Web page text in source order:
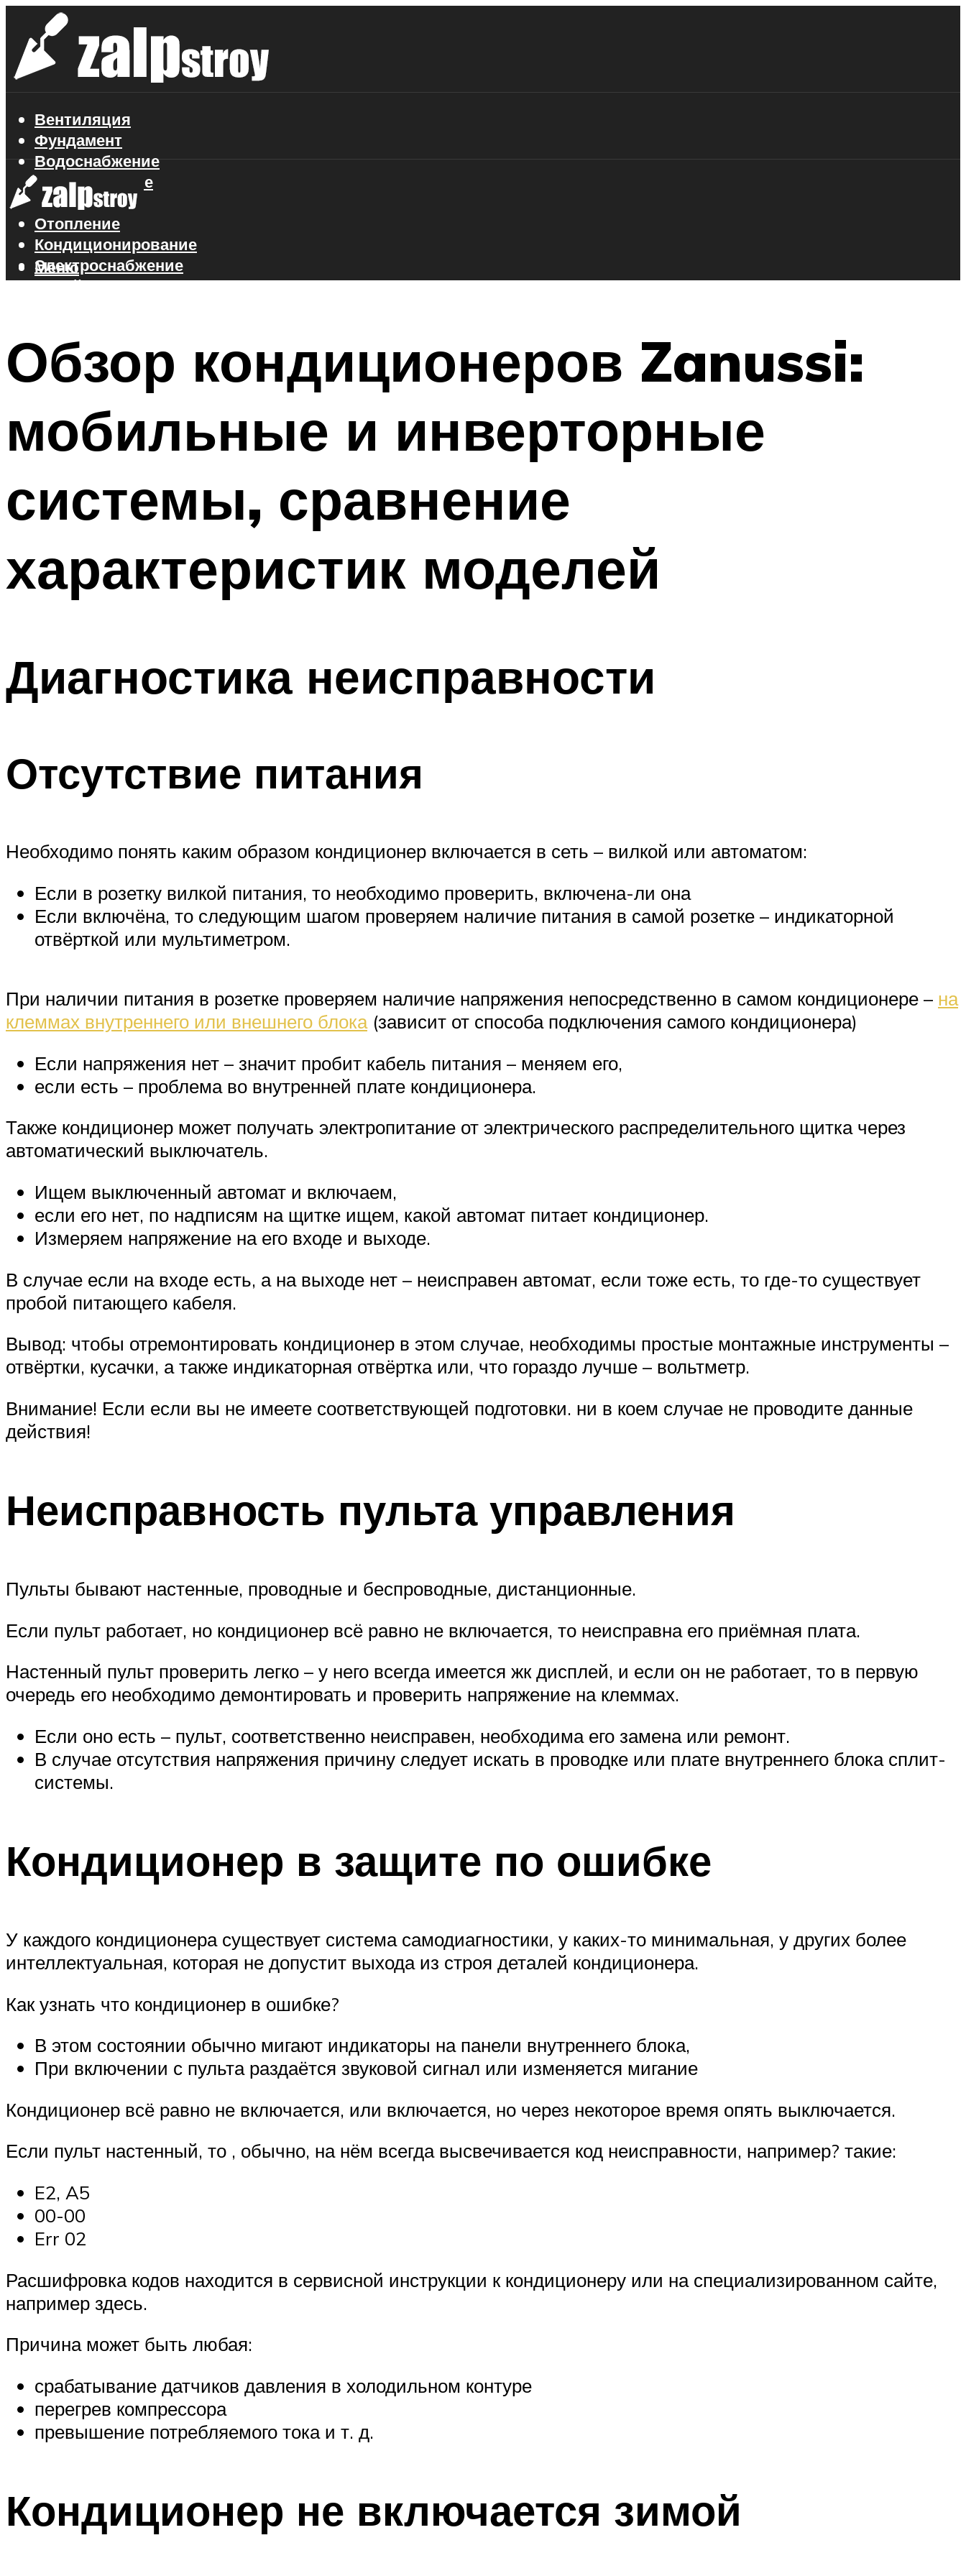
Вентиляция
Фундамент
Водоснабжение
Газоснабжение
Канализация
Отопление
Кондиционирование
Электроснабжение
Стройматериалы
Меню
Обзор кондиционеров Zanussi:
мобильные и инверторные
системы, сравнение
характеристик моделей
Диагностика неисправности
Отсутствие питания
Необходимо понять каким образом кондиционер включается в сеть – вилкой или автоматом:
Если в розетку вилкой питания, то необходимо проверить, включена-ли она
Если включёна, то следующим шагом проверяем наличие питания в самой розетке – индикаторной
отвёрткой или мультиметром.
При наличии питания в розетке проверяем наличие напряжения непосредственно в самом кондиционере – на
клеммах внутреннего или внешнего блока(зависит от способа подключения самого кондиционера)
Если напряжения нет – значит пробит кабель питания – меняем его,
если есть – проблема во внутренней плате кондиционера.
Также кондиционер может получать электропитание от электрического распределительного щитка через
автоматический выключатель.
Ищем выключенный автомат и включаем,
если его нет, по надписям на щитке ищем, какой автомат питает кондиционер.
Измеряем напряжение на его входе и выходе.
В случае если на входе есть, а на выходе нет – неисправен автомат, если тоже есть, то где-то существует
пробой питающего кабеля.
Вывод: чтобы отремонтировать кондиционер в этом случае, необходимы простые монтажные инструменты –
отвёртки, кусачки, а также индикаторная отвёртка или, что гораздо лучше – вольтметр.
Внимание! Если если вы не имеете соответствующей подготовки. ни в коем случае не проводите данные
действия!
Неисправность пульта управления
Пульты бывают настенные, проводные и беспроводные, дистанционные.
Если пульт работает, но кондиционер всё равно не включается, то неисправна его приёмная плата.
Настенный пульт проверить легко – у него всегда имеется жк дисплей, и если он не работает, то в первую
очередь его необходимо демонтировать и проверить напряжение на клеммах.
Если оно есть – пульт, соответственно неисправен, необходима его замена или ремонт.
В случае отсутствия напряжения причину следует искать в проводке или плате внутреннего блока сплит-
системы.
Кондиционер в защите по ошибке
У каждого кондиционера существует система самодиагностики, у каких-то минимальная, у других более
интеллектуальная, которая не допустит выхода из строя деталей кондиционера.
Как узнать что кондиционер в ошибке?
В этом состоянии обычно мигают индикаторы на панели внутреннего блока,
При включении с пульта раздаётся звуковой сигнал или изменяется мигание
Кондиционер всё равно не включается, или включается, но через некоторое время опять выключается.
Если пульт настенный, то , обычно, на нём всегда высвечивается код неисправности, например? такие:
E2, A5
00-00
Err 02
Расшифровка кодов находится в сервисной инструкции к кондиционеру или на специализированном сайте,
например здесь.
Причина может быть любая:
срабатывание датчиков давления в холодильном контуре
перегрев компрессора
превышение потребляемого тока и т. д.
Кондиционер не включается зимой